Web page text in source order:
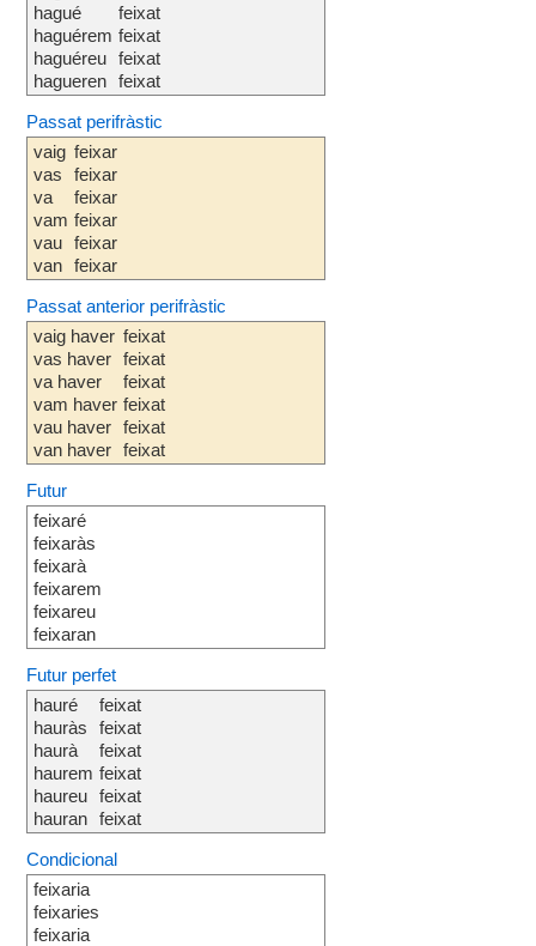
hagué
haguérem
haguéreu
hagueren
feixat
feixat
feixat
feixat
Passat perifràstic
vaig
vas
va
vam
vau
van
feixar
feixar
feixar
feixar
feixar
feixar
Passat anterior perifràstic
vaig haver
vas haver
va haver
vam haver
vau haver
van haver
feixat
feixat
feixat
feixat
feixat
feixat
Futur
feixaré
feixaràs
feixarà
feixarem
feixareu
feixaran
Futur perfet
hauré
hauràs
haurà
haurem
haureu
hauran
feixat
feixat
feixat
feixat
feixat
feixat
Condicional
feixaria
feixaries
feixaria